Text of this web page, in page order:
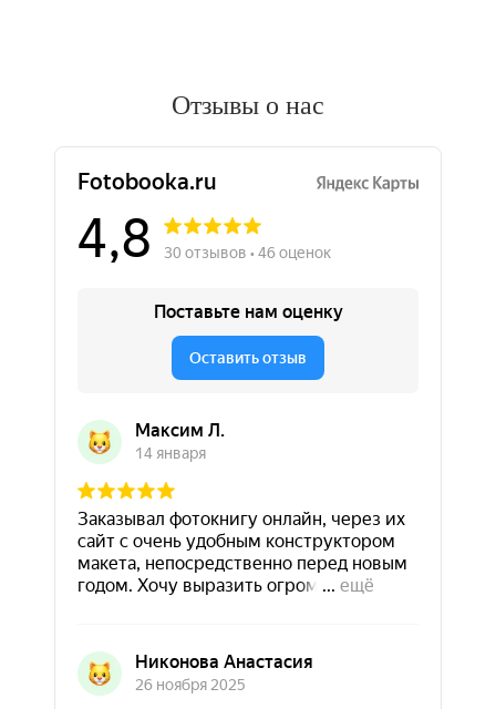
Отзывы о нас